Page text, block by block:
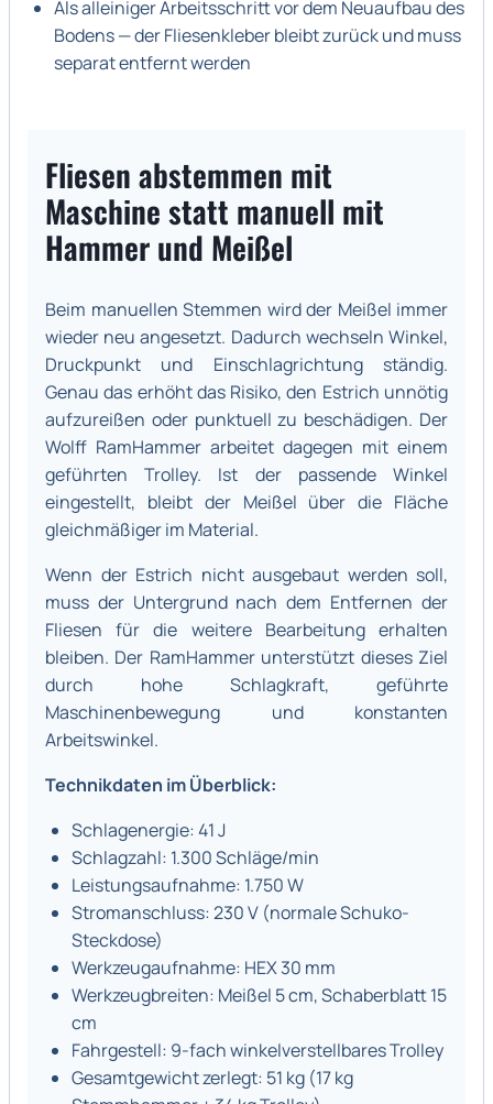
Als alleiniger Arbeitsschritt vor dem Neuaufbau des
Bodens — der Fliesenkleber bleibt zurück und muss
separat entfernt werden
Fliesen abstemmen mit
Maschine statt manuell mit
Hammer und Meißel
Beim manuellen Stemmen wird der Meißel immer
wieder neu angesetzt. Dadurch wechseln Winkel,
Druckpunkt und Einschlagrichtung ständig.
Genau das erhöht das Risiko, den Estrich unnötig
aufzureißen oder punktuell zu beschädigen. Der
Wolff RamHammer arbeitet dagegen mit einem
geführten Trolley. Ist der passende Winkel
eingestellt, bleibt der Meißel über die Fläche
gleichmäßiger im Material.
Wenn der Estrich nicht ausgebaut werden soll,
muss der Untergrund nach dem Entfernen der
Fliesen für die weitere Bearbeitung erhalten
bleiben. Der RamHammer unterstützt dieses Ziel
durch hohe Schlagkraft, geführte
Maschinenbewegung und konstanten
Arbeitswinkel.
Technikdaten im Überblick:
Schlagenergie: 41 J
Schlagzahl: 1.300 Schläge/min
Leistungsaufnahme: 1.750 W
Stromanschluss: 230 V (normale Schuko-
Steckdose)
Werkzeugaufnahme: HEX 30 mm
Werkzeugbreiten: Meißel 5 cm, Schaberblatt 15
cm
Fahrgestell: 9-fach winkelverstellbares Trolley
Gesamtgewicht zerlegt: 51 kg (17 kg